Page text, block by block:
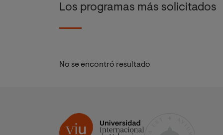
Los programas más solicitados
No se encontró resultado